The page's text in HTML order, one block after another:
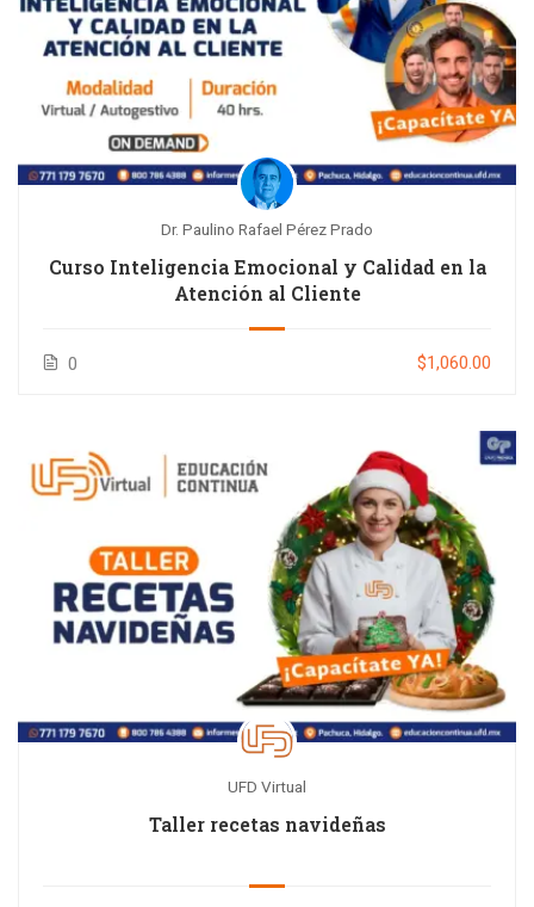
Dr. Paulino Rafael Pérez Prado
Curso Inteligencia Emocional y Calidad en la
Atención al Cliente
0 $1,060.00
UFD Virtual
Taller recetas navideñas